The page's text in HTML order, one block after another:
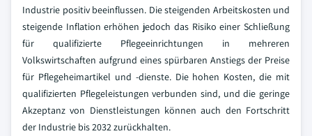
Industrie positiv beeinflussen. Die steigenden Arbeitskosten und
steigende Inflation erhöhen jedoch das Risiko einer Schließung
für qualifizierte Pflegeeinrichtungen in mehreren
Volkswirtschaften aufgrund eines spürbaren Anstiegs der Preise
für Pflegeheimartikel und -dienste. Die hohen Kosten, die mit
qualifizierten Pflegeleistungen verbunden sind, und die geringe
Akzeptanz von Dienstleistungen können auch den Fortschritt
der Industrie bis 2032 zurückhalten.